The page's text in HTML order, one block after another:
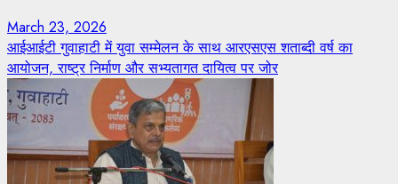
March 23, 2026
आईआईटी गुवाहाटी में युवा सम्मेलन के साथ आरएसएस शताब्दी वर्ष का
आयोजन, राष्ट्र निर्माण और सभ्यतागत दायित्व पर जोर